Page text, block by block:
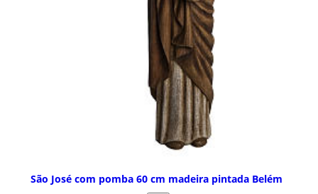
São José com pomba 60 cm madeira pintada Belém